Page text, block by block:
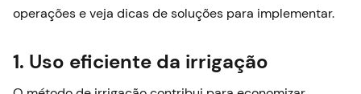
operações e veja dicas de soluções para implementar.
1. Uso eficiente da irrigação